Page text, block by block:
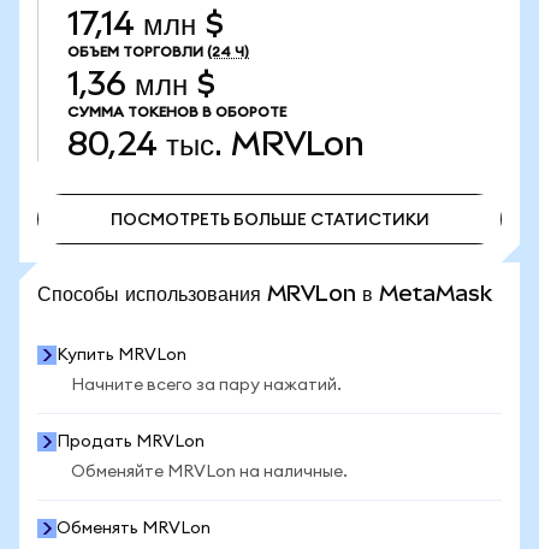
17,14 млн $
ОБЪЕМ ТОРГОВЛИ (24 Ч)
1,36 млн $
СУММА ТОКЕНОВ В ОБОРОТЕ
80,24 тыс. MRVLon
ПОСМОТРЕТЬ БОЛЬШЕ СТАТИСТИКИ
Способы использования MRVLon в MetaMask
Купить MRVLon
Начните всего за пару нажатий.
Продать MRVLon
Обменяйте MRVLon на наличные.
Обменять MRVLon